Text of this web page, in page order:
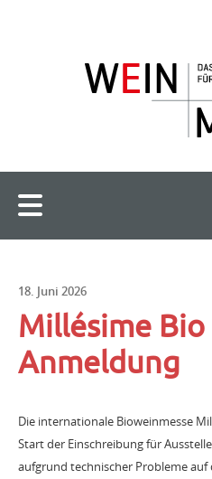
18. Juni 2026
Millésime
Anmeldung
Die internationale Bioweinmesse
Start der Einschreibung für
aufgrund technischer Probleme auf